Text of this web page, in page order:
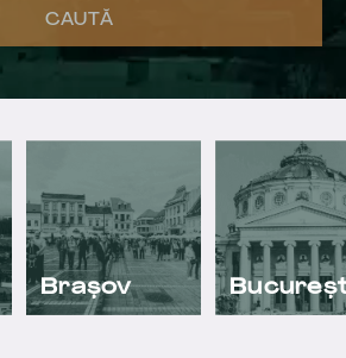
Brașov